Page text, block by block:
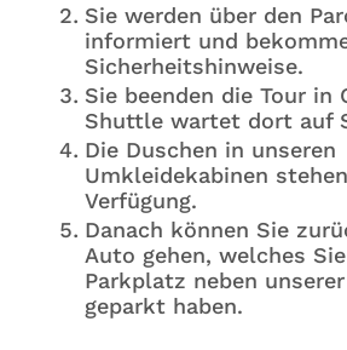
Sie werden über den
informiert und
Sicherheitshinweise.
Sie beenden die Tour in
Shuttle wartet dort auf
Die Duschen in unseren
Umkleidekabinen
Verfügung.
Danach können Sie
Auto gehen, welches
Parkplatz neben
geparkt haben.